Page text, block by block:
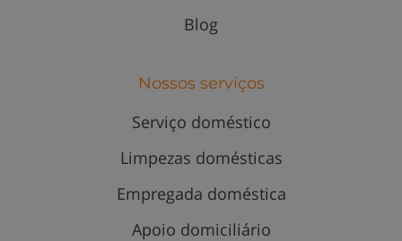
Blog
Nossos serviços
Serviço doméstico
Limpezas domésticas
Empregada doméstica
Apoio domiciliário